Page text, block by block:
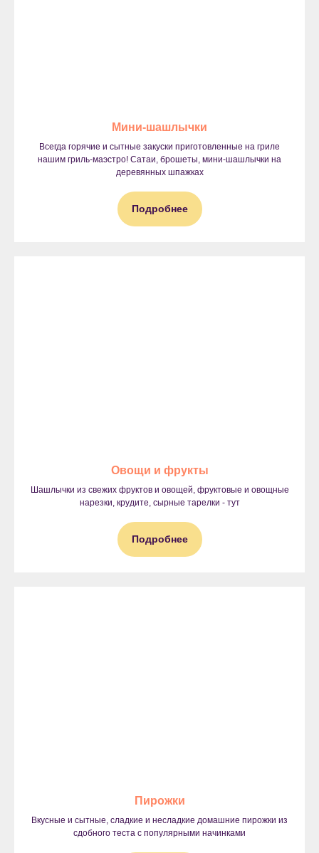
Мини-шашлычки
Всегда горячие и сытные закуски приготовленные на гриле
нашим гриль-маэстро! Сатаи, брошеты, мини-шашлычки на
деревянных шпажках
Подробнее
Овощи и фрукты
Шашлычки из свежих фруктов и овощей, фруктовые и овощные
нарезки, крудите, сырные тарелки - тут
Подробнее
Пирожки
Вкусные и сытные, сладкие и несладкие домашние пирожки из
сдобного теста с популярными начинками